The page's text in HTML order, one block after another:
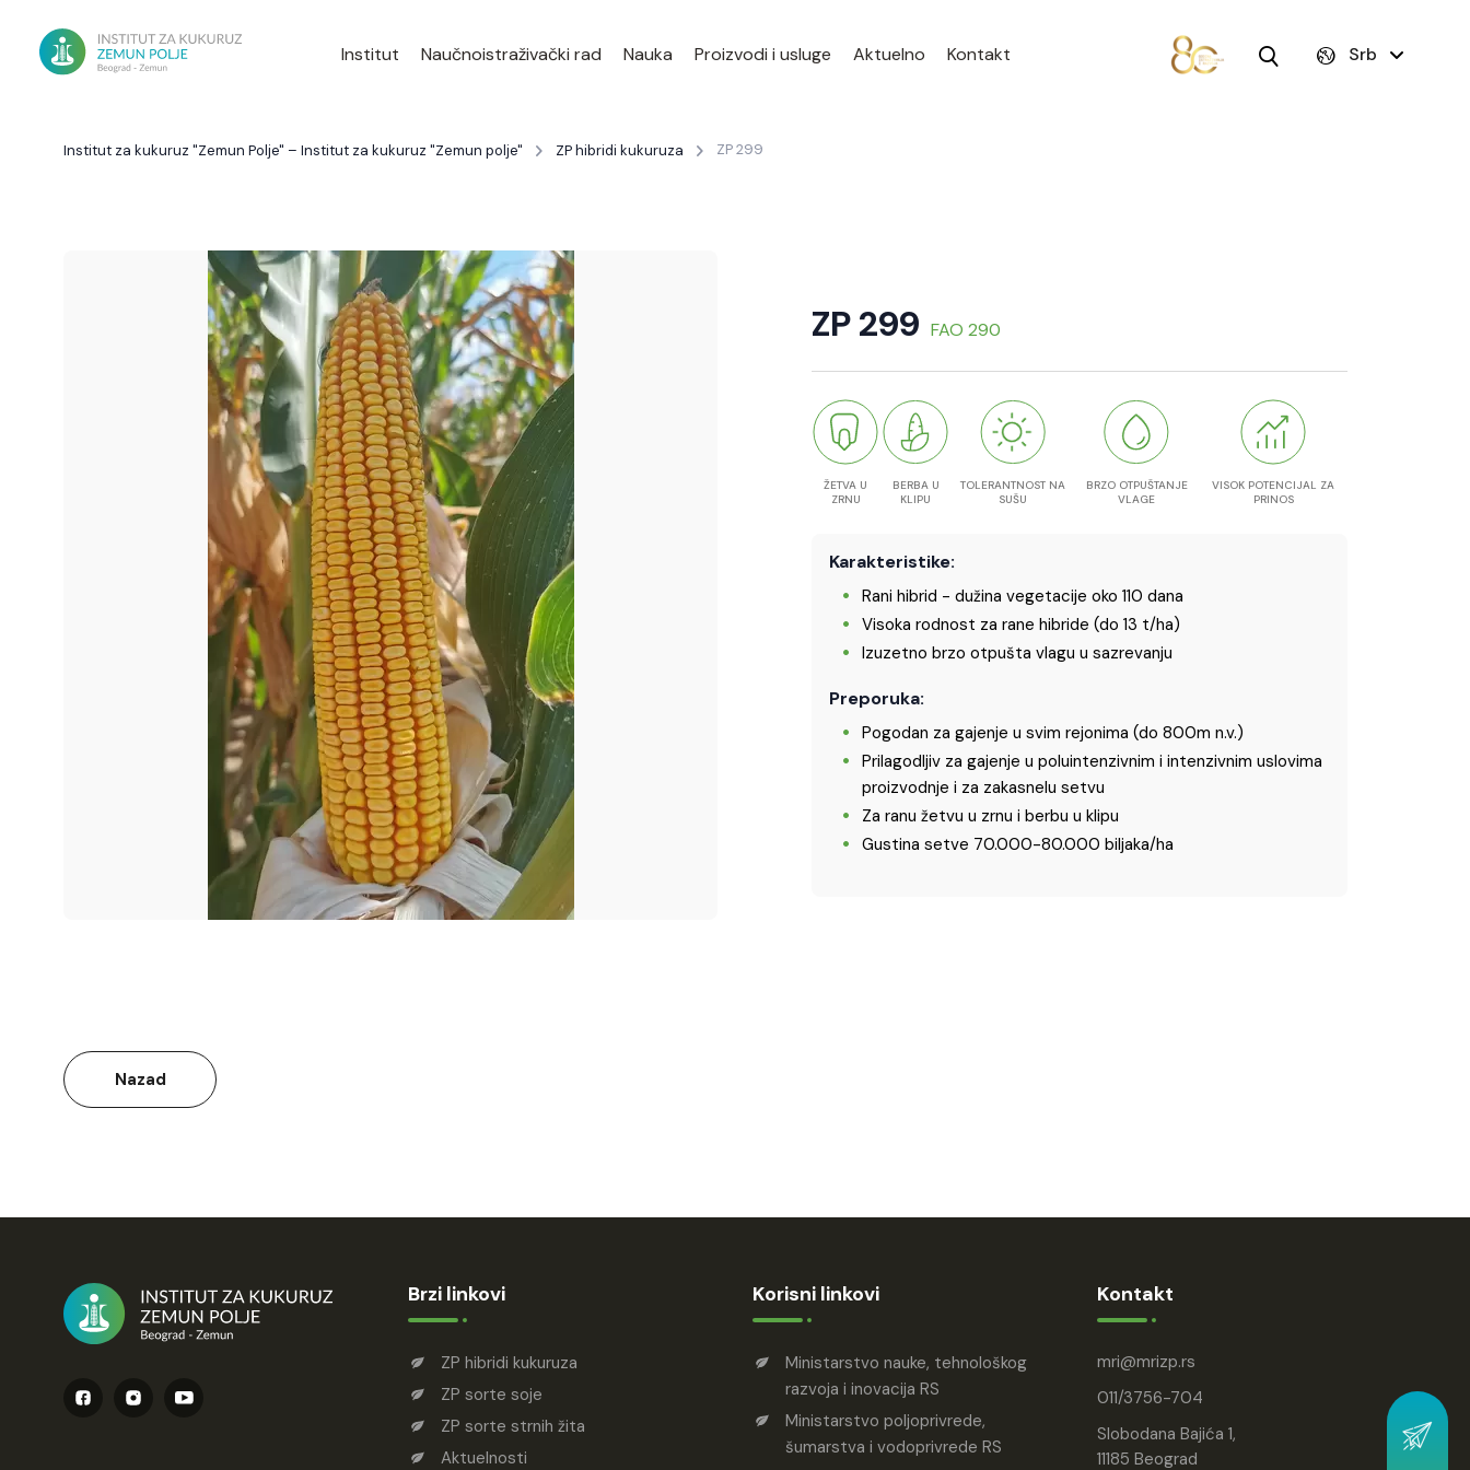
Institut Naučnoistraživački rad Nauka Proizvodi i usluge Aktuelno Kontakt Srb
Institut za kukuruz "Zemun Polje" – Institut za kukuruz "Zemun polje" ZP hibridi kukuruza ZP 299
ZP 299 FAO 290
ŽETVA U
ZRNU
BERBA U
KLIPU
TOLERANTNOST NA
SUŠU
BRZO OTPUŠTANJE
VLAGE
VISOK POTENCIJAL ZA
PRINOS
Karakteristike:
Rani hibrid - dužina vegetacije oko 110 dana
Visoka rodnost za rane hibride (do 13 t/ha)
Izuzetno brzo otpušta vlagu u sazrevanju
Preporuka:
Pogodan za gajenje u svim rejonima (do 800m n.v.)
Prilagodljiv za gajenje u poluintenzivnim i intenzivnim uslovima
proizvodnje i za zakasnelu setvu
Za ranu žetvu u zrnu i berbu u klipu
Gustina setve 70.000-80.000 biljaka/ha
Nazad
Brzi linkovi
ZP hibridi kukuruza
ZP sorte soje
ZP sorte strnih žita
Aktuelnosti
Korisni linkovi
Ministarstvo nauke, tehnološkog
razvoja i inovacija RS
Ministarstvo poljoprivrede,
šumarstva i vodoprivrede RS
Kontakt
mri
mrizp.rs
011/3756-704
Slobodana Bajića 1,
11185 Beograd